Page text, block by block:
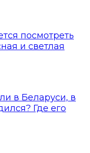
посмотреть
и светлая
в Беларуси, в
Где его